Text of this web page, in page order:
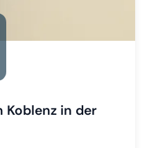
Slide 1 wechseln
Slide 2 wechseln
Slide 3 wechseln
Slide 4 wechseln
Slide 5 wechseln
Slide 6 wechseln
in der